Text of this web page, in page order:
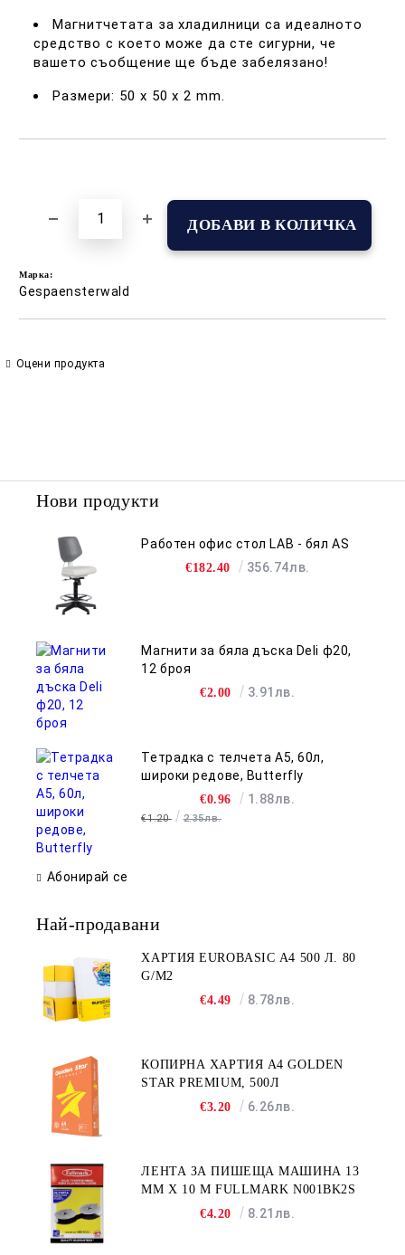
Магнитчетата за хладилници са идеалното
средство с което може да сте сигурни, че
вашето съобщение ще бъде забелязано!
Размери: 50 x 50 x 2 mm.
Марка:
Gespaensterwald
Оцени продукта
Нови продукти
Работен офис стол LAB - бял AS
€182.40 356.74лв.
Магнити за бяла дъска Deli ф20,
12 броя
€2.00 3.91лв.
Тетрадка с телчета А5, 60л,
широки редове, Butterfly
€0.96 1.88лв.
€1.20 2.35лв.
Абонирай се
Най-продавани
ХАРТИЯ EUROBASIC А4 500 Л. 80
G/M2
€4.49
8.78лв.
КОПИРНА ХАРТИЯ A4 GOLDEN
STAR PREMIUM, 500Л
€3.20
6.26лв.
ЛЕНТА ЗА ПИШЕЩА МАШИНА 13
MM X 10 M FULLMARK N001BK2S
€4.20
8.21лв.